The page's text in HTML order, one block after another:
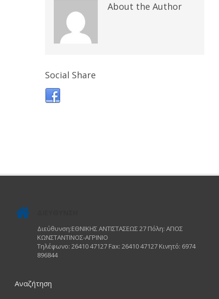
About the Author
Social Share
Διεύθυνση:ΕΘΝΙΚΗΣ ΑΝΤΙΣΤΑΣΕΩΣ 27 Πόλη: ΑΓΙΟΣ
ΚΩΝΣΤΑΝΤΙΝΟΣ-ΑΓΡΙΝΙΟ
Τηλέφωνο: 26410 47127 Fax: 26410 47127 Κινητό: 6974
896844
Αναζήτηση